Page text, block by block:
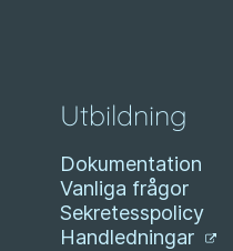
Utbildning
Dokumentation
Vanliga frågor
Sekretesspolicy
Handledningar